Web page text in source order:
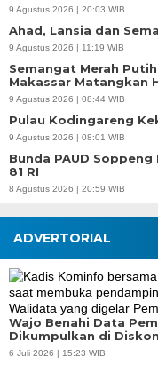
9 Agustus 2026 | 20:03 WIB
Ahad, Lansia dan
9 Agustus 2026 | 11:19 WIB
Semangat Merah
Makassar Matangkan
9 Agustus 2026 | 08:44 WIB
Pulau Kodingareng
9 Agustus 2026 | 08:01 WIB
Bunda PAUD Soppeng
81 RI
8 Agustus 2026 | 20:59 WIB
ADVERTORIAL
Wajo Benahi Data
Dikumpulkan di
6 Juli 2026 | 15:23 WIB